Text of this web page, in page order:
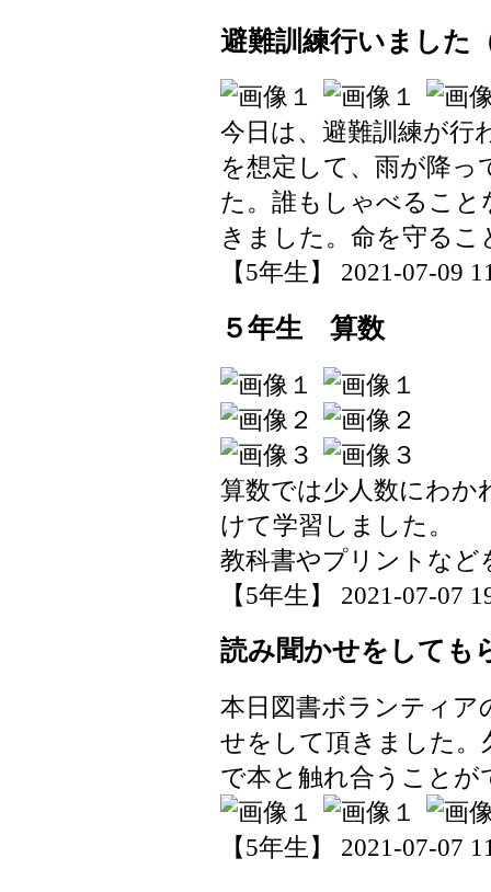
避難訓練行いました
今日は、避難訓練が行
を想定して、雨が降
た。誰もしゃべるこ
きました。命を守る
【5年生】 2021-07-09
５年生 算数
算数では少人数にわか
けて学習しました。
教科書やプリントなど
【5年生】 2021-07-07
読み聞かせをしても
本日図書ボランティア
せをして頂きました
で本と触れ合うことが
【5年生】 2021-07-07